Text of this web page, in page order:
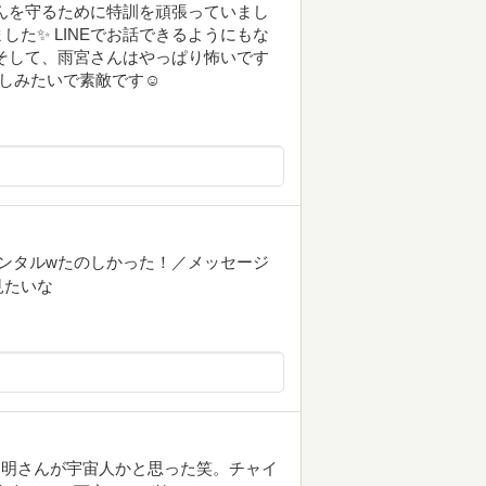
守るために特訓を頑張っていまし
た✨ LINEでお話できるようにもな
て、雨宮さんはやっぱり怖いです
みたいで素敵です☺️
タルwたのしかった！／メッセージ
いな
さんが宇宙人かと思った笑。チャイ